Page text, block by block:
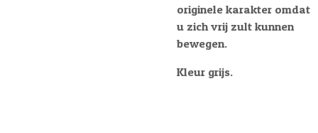
originele karakter omdat
u zich vrij zult kunnen
bewegen.
Kleur grijs.